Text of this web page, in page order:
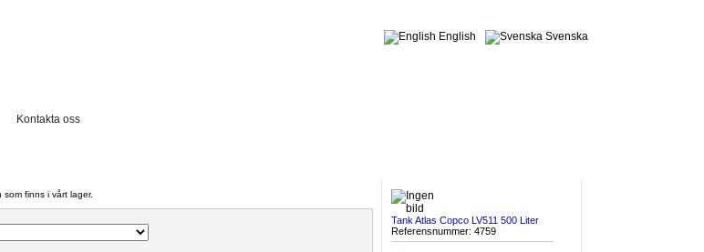
Svenska
English
Kontakta oss
finns i vårt lager.
Tank Atlas Copco LV511 500 Liter
Referensnummer: 4759